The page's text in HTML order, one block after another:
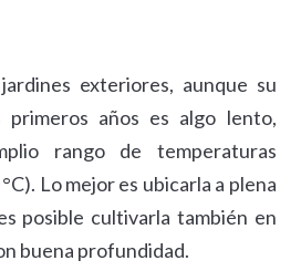
exteriores, aunque su
años es algo lento,
rango de temperaturas
Lo mejor es ubicarla a plena
posible cultivarla también en
buena profundidad.